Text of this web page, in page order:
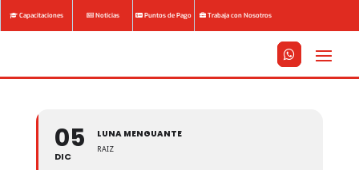
Capacitaciones Noticias Puntos de Pago Trabaja con Nosotros



05
DIC
LUNA MENGUANTE
RAIZ